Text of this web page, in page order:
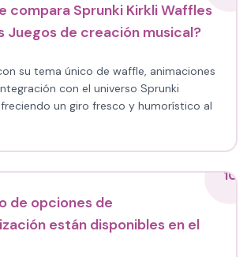
compara Sprunki Kirkli Waffles
Juegos de creación musical?
su tema único de waffle, animaciones
con el universo Sprunki
un giro fresco y humorístico al
10
de opciones de
están disponibles en el